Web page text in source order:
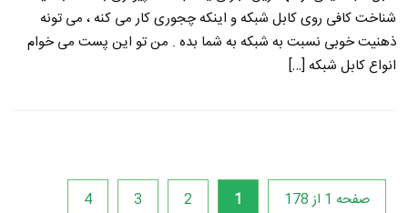
شناخت کافی روی کابل شبکه و اینکه چجوری کار می کنه ، می تونه
ذهنیت خوبی نسبت به شبکه به شما بده . من تو این پست می خوام
انواع کابل شبکه […]
صفحه 1 از 178 1
2
3
4